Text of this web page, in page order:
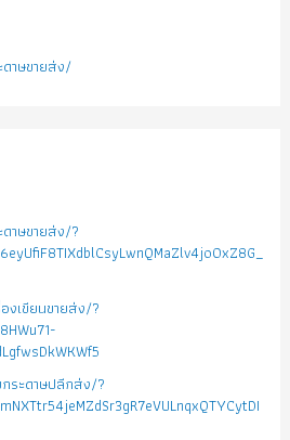
าษขายส่ง/
าษขายส่ง/?
งเขียนขายส่ง/?
ระดาษปลีกส่ง/?